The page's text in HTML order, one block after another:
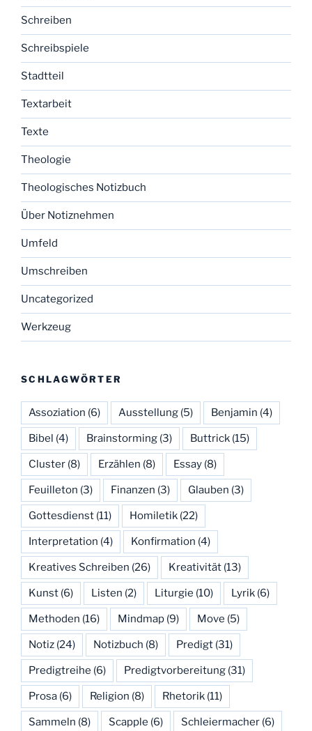
Schreiben
Schreibspiele
Stadtteil
Textarbeit
Texte
Theologie
Theologisches Notizbuch
Über Notiznehmen
Umfeld
Umschreiben
Uncategorized
Werkzeug
SCHLAGWÖRTER
Assoziation (6) Ausstellung (5) Benjamin (4)
Bibel (4) Brainstorming (3) Buttrick (15)
Cluster (8) Erzählen (8) Essay (8)
Feuilleton (3) Finanzen (3) Glauben (3)
Gottesdienst (11) Homiletik (22)
Interpretation (4) Konfirmation (4)
Kreatives Schreiben (26) Kreativität (13)
Kunst (6) Listen (2) Liturgie (10) Lyrik (6)
Methoden (16) Mindmap (9) Move (5)
Notiz (24) Notizbuch (8) Predigt (31)
Predigtreihe (6) Predigtvorbereitung (31)
Prosa (6) Religion (8) Rhetorik (11)
Sammeln (8) Scapple (6) Schleiermacher (6)